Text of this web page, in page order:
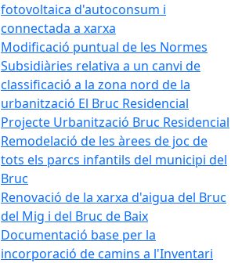
fotovoltaica d'autoconsum i
connectada a xarxa
Modificació puntual de les Normes
Subsidiàries relativa a un canvi de
classificació a la zona nord de la
urbanització El Bruc Residencial
Projecte Urbanització Bruc Residencial
Remodelació de les àrees de joc de
tots els parcs infantils del municipi del
Bruc
Renovació de la xarxa d'aigua del Bruc
del Mig i del Bruc de Baix
Documentació base per la
incorporació de camins a l'Inventari